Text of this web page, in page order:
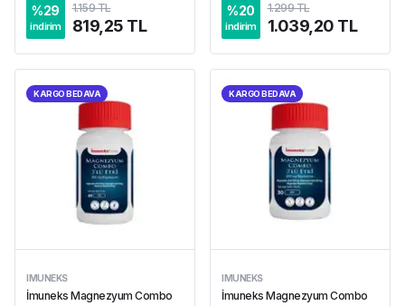
%29
indirim
1.159 TL
819,25 TL
%20
indirim
1.299 TL
1.039,20 TL
KARGO BEDAVA
IMUNEKS
İmuneks Magnezyum Combo
KARGO BEDAVA
IMUNEKS
İmuneks Magnezyum Combo